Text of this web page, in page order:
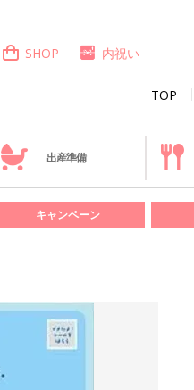
TOP
SHOP 内祝い
出産準備
キャンペーン